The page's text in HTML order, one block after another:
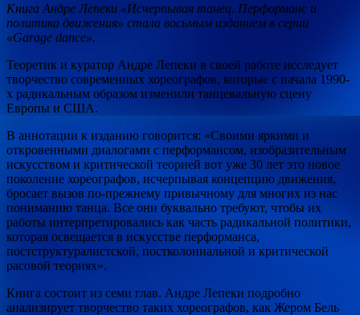
Книга Андре Лепеки «Исчерпывая танец. Перформанс и
политика движения» стала восьмым изданием в серии
«Garage dance».
Теоретик и куратор Андре Лепеки в своей работе исследует
творчество современных хореографов, которые с начала 1990-
х радикальным образом изменили танцевальную сцену
Европы и США.
В аннотации к изданию говорится: «Своими яркими и
откровенными диалогами с перформансом, изобразительным
искусством и критической теорией вот уже 30 лет это новое
поколение хореографов, исчерпывая концепцию движения,
бросает вызов по-прежнему привычному для многих из нас
пониманию танца. Все они буквально требуют, чтобы их
работы интерпретировались как часть радикальной политики,
которая освещается в искусстве перформанса,
постструктуралистской, постколониальной и критической
расовой теориях».
Книга состоит из семи глав. Андре Лепеки подробно
анализирует творчество таких хореографов, как Жером Бель